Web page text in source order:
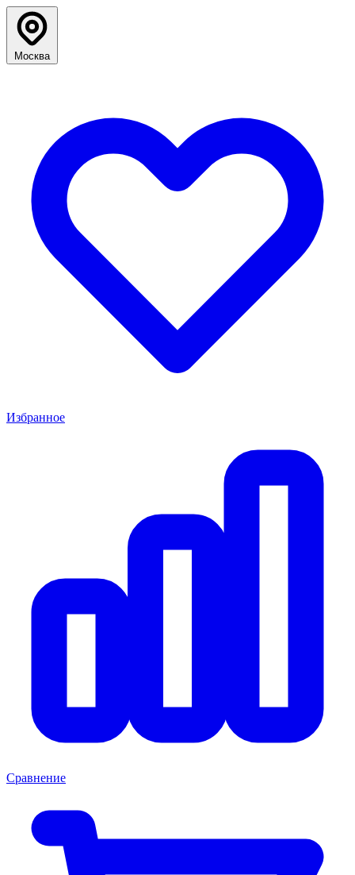
Москва
Избранное
Сравнение